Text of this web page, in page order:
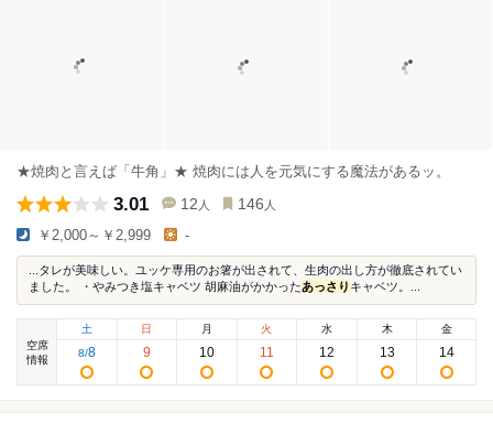
★焼肉と言えば「牛角」★ 焼肉には人を元気にする魔法があるッ。
3.01 12 人 146 人
￥2,000～￥2,999 -
...タレが美味しい。ユッケ専用のお箸が出されて、生肉の出し方が徹底されてい
ました。 ・やみつき塩キャベツ 胡麻油がかかったあっさり キャベツ。...
空席
情報
土
8/8
日
9
月
10
火
11
水
12
木
13
金
14